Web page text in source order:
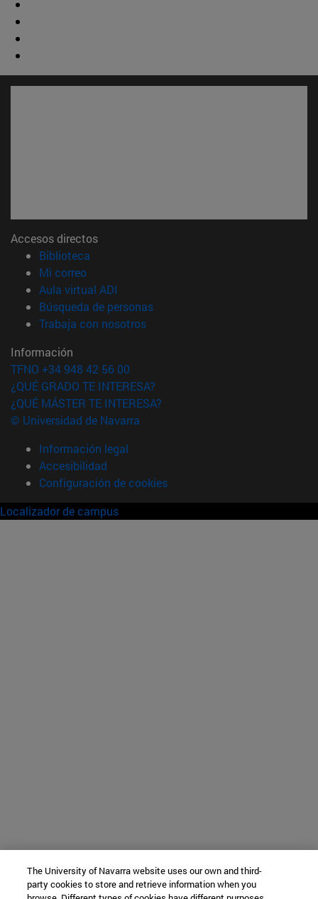
Accesos directos
Biblioteca
Mi correo(abre en nueva ventana)
Aula virtual ADI
Búsqueda de personas(abre en nueva ventana)
Trabaja con nosotros(abre en nueva ventana)
Información
TFNO +34 948 42 56 00
¿QUÉ GRADO TE INTERESA?
¿QUÉ MÁSTER TE INTERESA?
© Universidad de Navarra
Información legal
Accesibilidad
Configuración de cookies
Localizador de campus
The University of Navarra website uses our own and third-
party cookies to store and retrieve information when you